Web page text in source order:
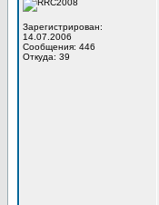
Зарегистрирован:
14.07.2006
Сообщения: 446
Откуда: 39